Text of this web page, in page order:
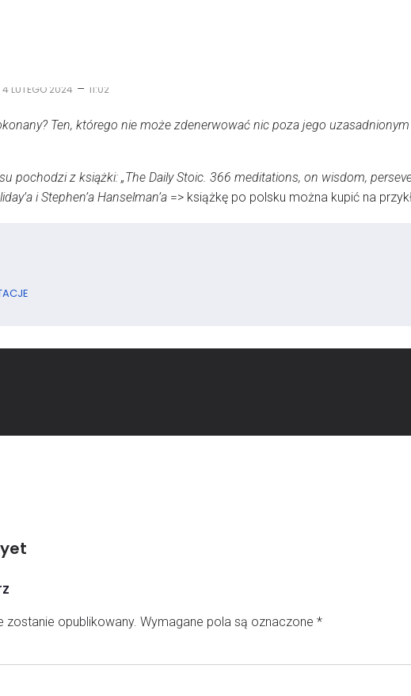
4 LUTEGO 2024 – 11:02
Ten, którego nie może zdenerwować nic poza jego uzasadnionym
pochodzi z książki: „The Daily Stoic. 366 meditations, on wisdom,
i Stephen’a Hanselman’a => książkę po polsku można kupić na
zostanie opublikowany. Wymagane pola są oznaczone *